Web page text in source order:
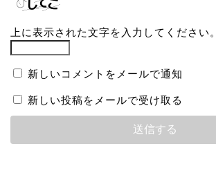
上に表示された文字を入力してください。
新しいコメントをメールで通知
新しい投稿をメールで受け取る